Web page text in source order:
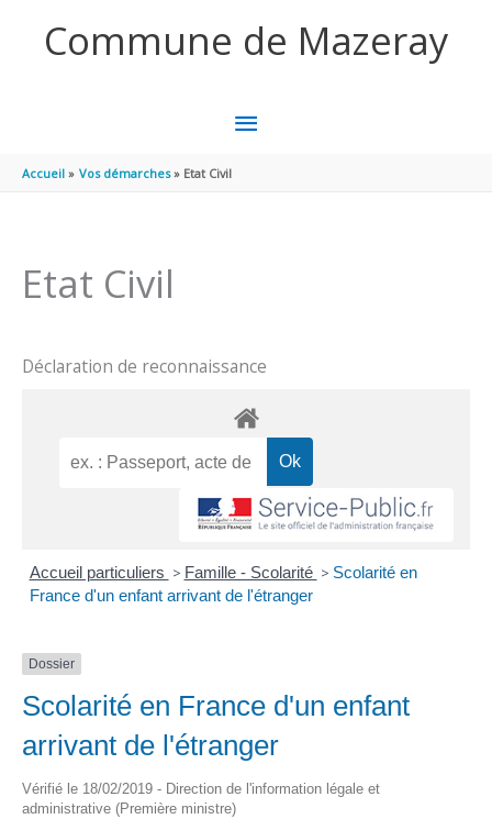
Commune de Mazeray
MENU
PRINCIPAL
Accueil Vos démarches Etat Civil
Etat Civil
Déclaration de reconnaissance
Accueil particuliers > Famille - Scolarité > Scolarité en
France d'un enfant arrivant de l'étranger
Dossier
Scolarité en France d'un enfant
arrivant de l'étranger
Vérifié le 18/02/2019 - Direction de l'information légale et
administrative (Première ministre)